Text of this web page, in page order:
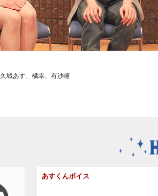
久城あす、橘幸、有沙瞳
あすくんボイス